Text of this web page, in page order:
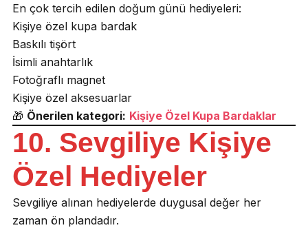
En çok tercih edilen doğum günü hediyeleri:
Kişiye özel kupa bardak
Baskılı tişört
İsimli anahtarlık
Fotoğraflı magnet
Kişiye özel aksesuarlar
🎁 Önerilen kategori: Kişiye Özel Kupa Bardaklar
10. Sevgiliye Kişiye
Özel Hediyeler
Sevgiliye alınan hediyelerde duygusal değer her
zaman ön plandadır.